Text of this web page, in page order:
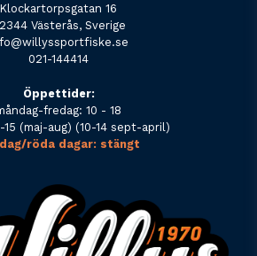
Klockartorpsgatan 16
Västerås, Sverige
021-144414
Öppettider:
fredag: 10 - 18
15 (maj-aug) (10-14 sept-april)
röda dagar: stängt